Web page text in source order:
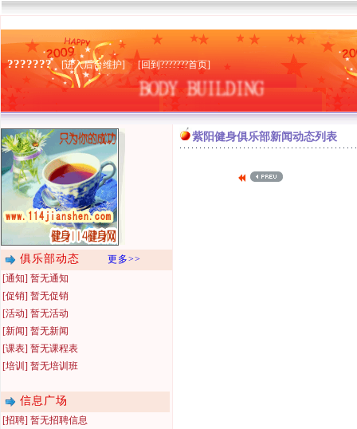
??????? [进入后台维护] [回到???????首页]
俱乐部动态
更多>>
[通知] 暂无通知
[促销] 暂无促销
[活动] 暂无活动
[新闻] 暂无新闻
[课表] 暂无课程表
[培训] 暂无培训班
信息广场
[招聘] 暂无招聘信息
紫阳健身俱乐部新闻动态列表